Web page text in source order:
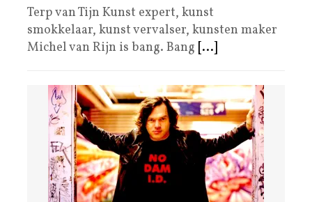
Terp van Tijn Kunst expert, kunst
smokkelaar, kunst vervalser, kunsten maker
Michel van Rijn is bang. Bang [...]